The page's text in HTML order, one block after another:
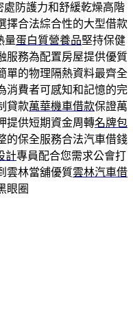
處防護力和舒緩乾燥高階
擇合法綜合性的大型借款
量蛋白質營養品堅持保健
服務為配置房屋提供優質
單的物理隔熱資料最齊全
消費者可感知和記憶的完
貸款萬華機車借款保證萬
提供短期資金周轉名牌包
的保全服務合法汽車借錢
計專員配合您需求公會打
雲林當舖優質雲林汽車借
眼圈